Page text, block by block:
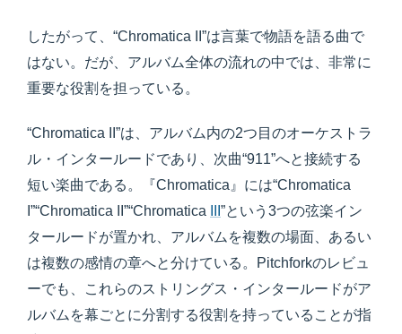
したがって、“Chromatica II”は言葉で物語を語る曲で
はない。だが、アルバム全体の流れの中では、非常に
重要な役割を担っている。
“Chromatica II”は、アルバム内の2つ目のオーケストラ
ル・インタールードであり、次曲“911”へと接続する
短い楽曲である。『Chromatica』には“Chromatica
I”“Chromatica II”“Chromatica
”という3つの弦楽イン
タールードが置かれ、アルバムを複数の場面、あるい
は複数の感情の章へと分けている。Pitchforkのレビュ
ーでも、これらのストリングス・インタールードがア
ルバムを幕ごとに分割する役割を持っていることが指